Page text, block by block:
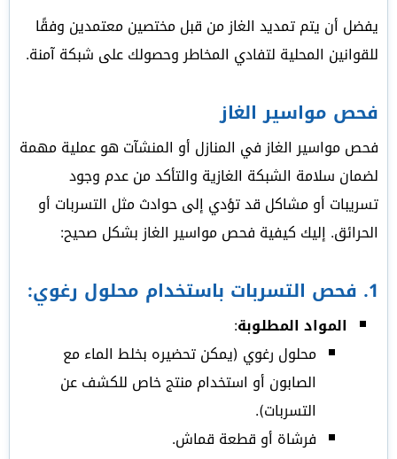
يفضل أن يتم تمديد الغاز من قبل مختصين معتمدين وفقًا
للقوانين المحلية لتفادي المخاطر وحصولك على شبكة آمنة.
فحص مواسير الغاز
فحص مواسير الغاز في المنازل أو المنشآت هو عملية مهمة
لضمان سلامة الشبكة الغازية والتأكد من عدم وجود
تسريبات أو مشاكل قد تؤدي إلى حوادث مثل التسربات أو
الحرائق. إليك كيفية فحص مواسير الغاز بشكل صحيح:
1. فحص التسربات باستخدام محلول رغوي:
المواد المطلوبة:
محلول رغوي (يمكن تحضيره بخلط الماء مع
الصابون أو استخدام منتج خاص للكشف عن
التسربات).
فرشاة أو قطعة قماش.